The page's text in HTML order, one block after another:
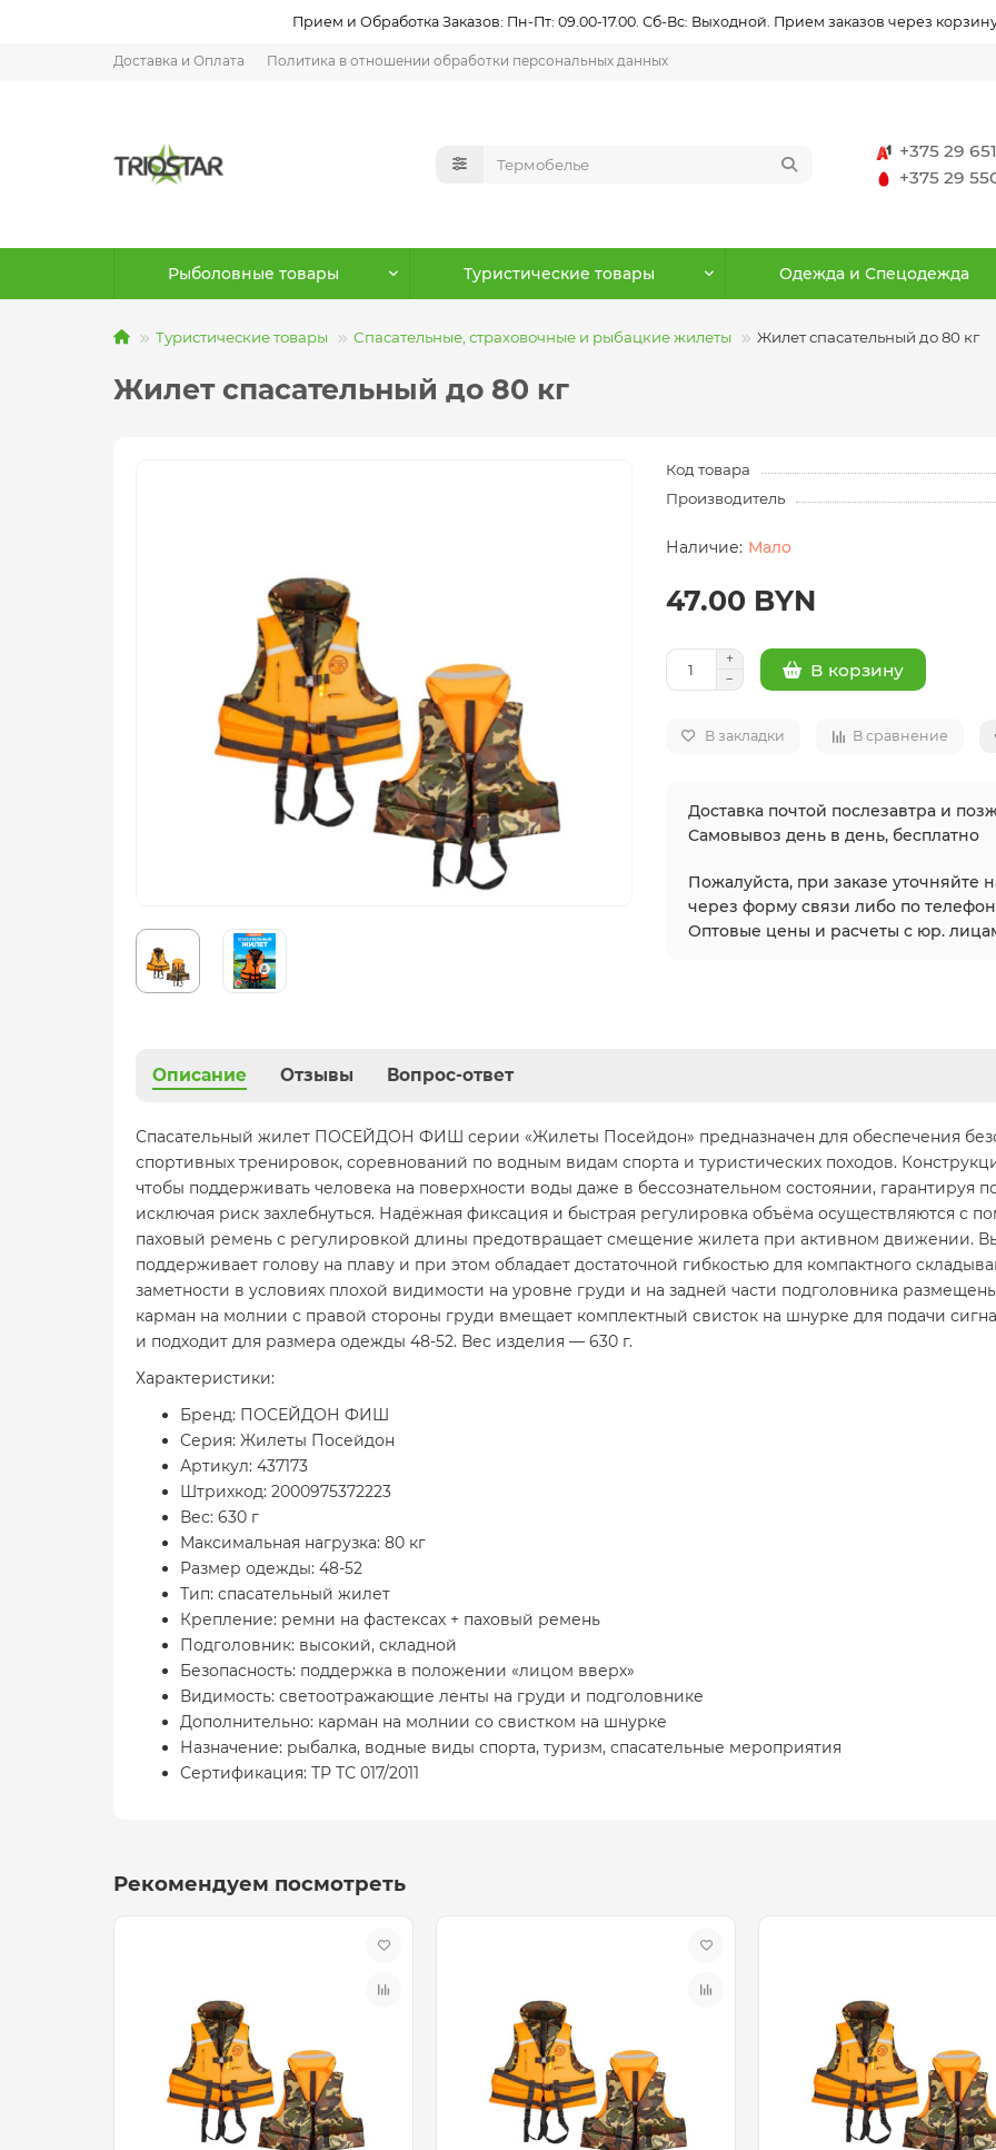
Прием и Обработка Заказов: Пн-Пт: 09.00-17.00. Сб-Вс: Выходной. Прием заказов через
Доставка и Оплата Политика в отношении обработки персональных данных
+375 29
+375 29
Рыболовные товары Туристические товары Одежда и Спецодежда
Туристические товары Спасательные, страховочные и рыбацкие жилеты Жилет спасательный до 80 кг
Жилет спасательный до 80 кг
Код товара
Производитель
Мало
47.00 BYN
В корзину
В закладки В сравнение
Доставка почтой послезавтра и
Самовывоз день в день, бесплатно
Пожалуйста, при заказе
через форму связи либо по
Оптовые цены и расчеты с юр.
Описание Отзывы Вопрос-ответ
Спасательный жилет ПОСЕЙДОН ФИШ серии «Жилеты Посейдон» предназначен для обеспечения
спортивных тренировок, соревнований по водным видам спорта и туристических походов.
чтобы поддерживать человека на поверхности воды даже в бессознательном состоянии, гарантируя
исключая риск захлебнуться. Надёжная фиксация и быстрая регулировка объёма осуществляются с
паховый ремень с регулировкой длины предотвращает смещение жилета при активном движении.
поддерживает голову на плаву и при этом обладает достаточной гибкостью для компактного
заметности в условиях плохой видимости на уровне груди и на задней части подголовника
карман на молнии с правой стороны груди вмещает комплектный свисток на шнурке для подачи
и подходит для размера одежды 48-52. Вес изделия — 630 г.
Характеристики:
Бренд: ПОСЕЙДОН ФИШ
Серия: Жилеты Посейдон
Артикул: 437173
Штрихкод: 2000975372223
Вес: 630 г
Максимальная нагрузка: 80 кг
Размер одежды: 48-52
Тип: спасательный жилет
Крепление: ремни на фастексах + паховый ремень
Подголовник: высокий, складной
Безопасность: поддержка в положении «лицом вверх»
Видимость: светоотражающие ленты на груди и подголовнике
Дополнительно: карман на молнии со свистком на шнурке
Назначение: рыбалка, водные виды спорта, туризм, спасательные мероприятия
Сертификация: ТР ТС 017/2011
Рекомендуем посмотреть